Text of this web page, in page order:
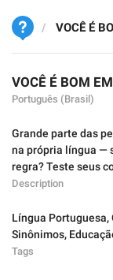
VOCÊ É BOM
Português (Brasil)
Grande parte das
na própria língua —
regra? Teste seus
Description
Língua Portuguesa,
Sinônimos,
Tags